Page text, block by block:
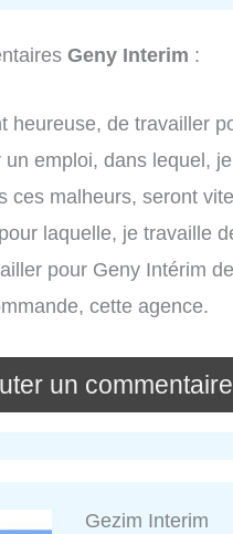
Geny Interim :
heureuse, de travailler
emploi, dans lequel,
ces malheurs, seront
laquelle, je travaille
pour Geny Intérim
cette agence.
un
Gezim Interim